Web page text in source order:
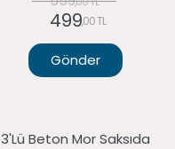
499,00 TL
Gönder
3'lü Beton Mor Saksıda